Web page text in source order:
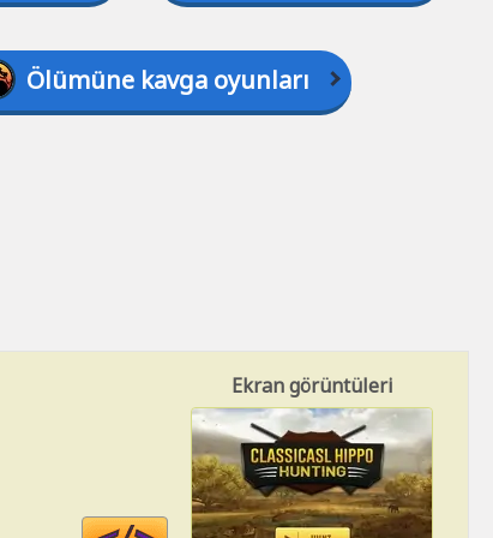
Ölümüne kavga oyunları
Ekran görüntüleri
Code